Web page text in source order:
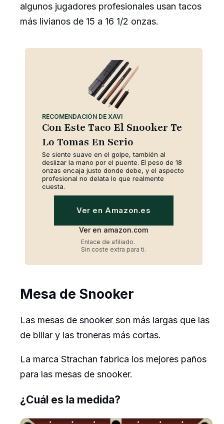
algunos jugadores profesionales usan tacos
más livianos de 15 a 16 1/2 onzas.
RECOMENDACIÓN DE XAVI
Con Este Taco El Snooker Te
Lo Tomas En Serio
Se siente suave en el golpe, también al
deslizar la mano por el puente. El peso de 18
onzas encaja justo donde debe, y el aspecto
profesional no delata lo que realmente
cuesta.
Ver en Amazon.es
Ver en amazon.com
Enlace de afiliado.
Sin coste extra para ti.
Mesa de Snooker
Las mesas de snooker son más largas que las
de billar y las troneras más cortas.
La marca Strachan fabrica los mejores paños
para las mesas de snooker.
¿Cuál es la medida?